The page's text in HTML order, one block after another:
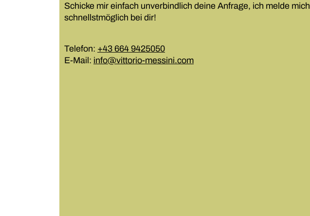
Schicke mir einfach unverbindlich deine Anfrage, ich melde mich
schnellstmöglich bei dir!
Telefon: +43 664 9425050
E-Mail: info@vittorio-messini.com